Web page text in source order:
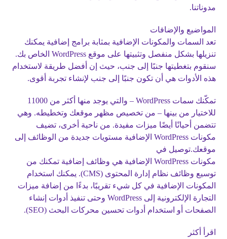
مدوناتنا.
المواضيع والإضافات
تعد السمات والمكونات الإضافية بمثابة برامج إضافية يمكنك
تنزيلها بشكل منفصل وتثبيتها على موقع WordPress الخاص بك.
سنقوم بتغطيتها جنبًا إلى جنب، حيث إن أفضل طريقة لاستخدام
هذه الأدوات هي أن تكون جنبًا إلى جنب لإنشاء تجربة أقوى.
تمكّنك سمات WordPress – والتي يوجد منها أكثر من 11000
للاختيار من بينها – من تخصيص مظهر موقعك وتخطيطه. وهي
تتضمن أحيانًا أيضًا ميزات مفيدة. من ناحية أخرى، تضيف
مكونات WordPress الإضافية مستويات جديدة من الوظائف إلى
موقعك.توصيل في
مكونات WordPress الإضافية هي وظائف إضافية تمكنك من
توسيع وظائف نظام إدارة المحتوى (CMS). يمكنك استخدام
المكونات الإضافية في كل شيء تقريبًا، بدءًا من إضافة ميزات
التجارة الإلكترونية إلى WordPress وحتى تنفيذ أدوات إنشاء
الصفحات أو استخدام أدوات تحسين محركات البحث (SEO).
اقرأ أكثر